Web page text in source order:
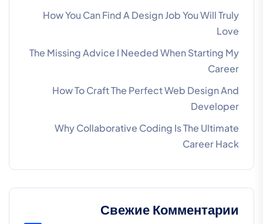
How You Can Find A Design Job You Will Truly
Love
The Missing Advice I Needed When Starting My
Career
How To Craft The Perfect Web Design And
Developer
Why Collaborative Coding Is The Ultimate
Career Hack
Свежие Комментарии